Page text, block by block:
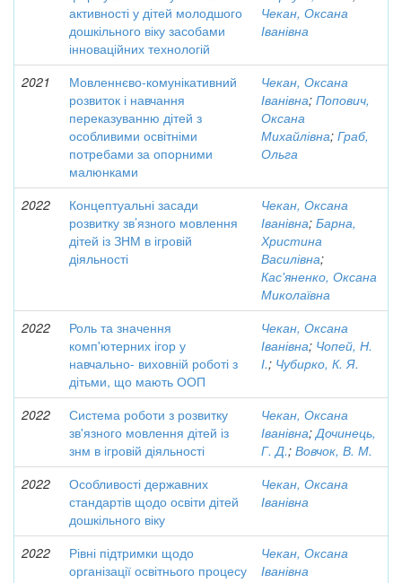
активності у дітей молодшого
дошкільного віку засобами
інноваційних технологій
Чекан, Оксана
Іванівна
2021
Мовленнєво-комунікативний
розвиток і навчання
переказуванню дітей з
особливими освітніми
потребами за опорними
малюнками
Чекан, Оксана
Іванівна; Попович,
Оксана
Михайлівна; Граб,
Ольга
2022
Концептуальні засади
розвитку зв’язного мовлення
дітей із ЗНМ в ігровій
діяльності
Чекан, Оксана
Іванівна; Барна,
Христина
Василівна;
Кас'яненко, Оксана
Миколаївна
2022
Роль та значення
комп'ютерних ігор у
навчально- виховній роботі з
дітьми, що мають ООП
Чекан, Оксана
Іванівна; Чопей, Н.
І.; Чубирко, К. Я.
2022
Система роботи з розвитку
зв'язного мовлення дітей із
знм в ігровій діяльності
Чекан, Оксана
Іванівна;Дочинець,
Г. Д.; Вовчок, В. М.
2022
Особливості державних
стандартів щодо освіти дітей
дошкільного віку
Чекан, Оксана
Іванівна
2022
Рівні підтримки щодо
організації освітнього процесу
Чекан, Оксана
Іванівна